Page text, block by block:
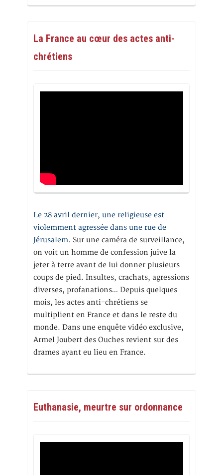
La France au cœur des actes anti-
chrétiens
Le 28 avril dernier, une religieuse est
violemment agressée dans une rue de
Jérusalem. Sur une caméra de surveillance,
on voit un homme de confession juive la
jeter à terre avant de lui donner plusieurs
coups de pied. Insultes, crachats, agressions
diverses, profanations… Depuis quelques
mois, les actes anti-chrétiens se
multiplient en France et dans le reste du
monde. Dans une enquête vidéo exclusive,
Armel Joubert des Ouches revient sur des
drames ayant eu lieu en France.
Euthanasie, meurtre sur ordonnance